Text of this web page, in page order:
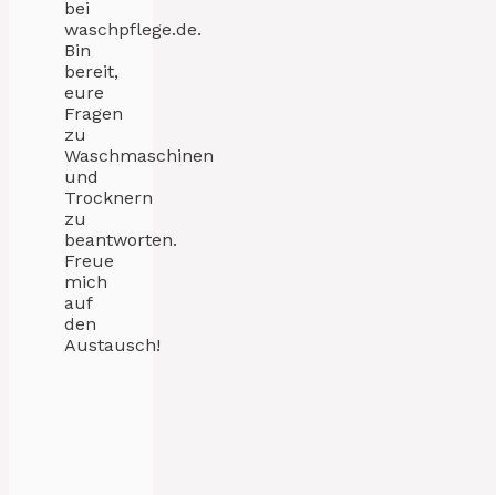
bei
waschpflege.de.
Bin
bereit,
eure
Fragen
zu
Waschmaschinen
und
Trocknern
zu
beantworten.
Freue
mich
auf
den
Austausch!